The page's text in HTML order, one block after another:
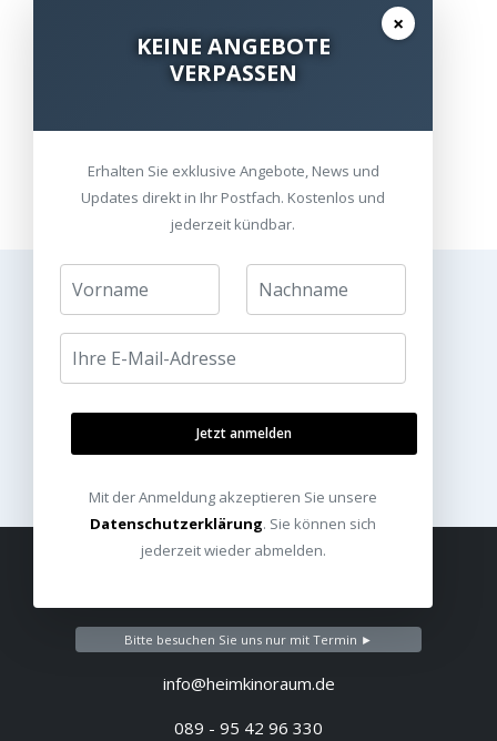
Bitte besuchen Sie uns nur mit Termin ►
info@heimkinoraum.de
089 - 95 42 96 330
×
KEINE ANGEBOTE
VERPASSEN
Erhalten Sie exklusive Angebote, News und
Updates direkt in Ihr Postfach. Kostenlos und
jederzeit kündbar.
Jetzt anmelden
Mit der Anmeldung akzeptieren Sie unsere
Datenschutzerklärung. Sie können sich
jederzeit wieder abmelden.